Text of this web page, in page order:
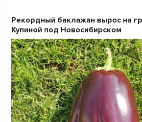
Рекордный баклажан вырос на
Купиной под Новосибирском